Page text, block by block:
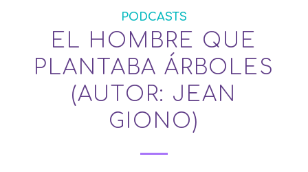
PODCASTS
EL HOMBRE QUE
PLANTABA ÁRBOLES
(AUTOR: JEAN
GIONO)